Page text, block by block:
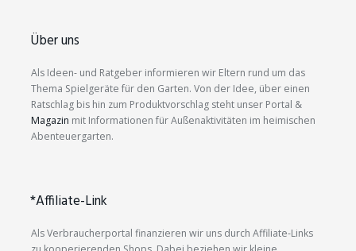
Über uns
Als Ideen- und Ratgeber informieren wir Eltern rund um das
Thema Spielgeräte für den Garten. Von der Idee, über einen
Ratschlag bis hin zum Produktvorschlag steht unser Portal &
Magazin mit Informationen für Außenaktivitäten im heimischen
Abenteuergarten.
*Affiliate-Link
Als Verbraucherportal finanzieren wir uns durch Affiliate-Links